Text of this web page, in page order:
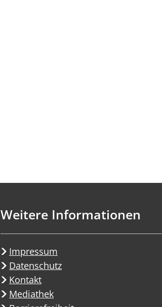
Weitere Informationen
Impressum
Datenschutz
Kontakt
Mediathek